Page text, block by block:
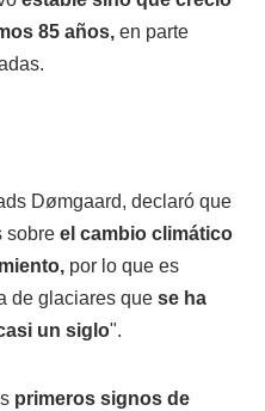
85 años, en parte
Dømgaard, declaró que
sobre el cambio climático
por lo que es
de glaciares que se ha
un siglo".
primeros signos de